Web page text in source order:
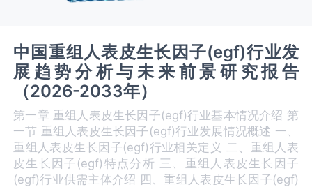
中国重组人表皮生长因子(egf)行业发
展趋势分析与未来前景研究报告
（2026-2033年）
第一章 重组人表皮生长因子(egf)‌‌‌行业基本情况介绍 第
一节 重组人表皮生长因子(egf)行业发展情况概述 一、
重组人表皮生长因子(egf)‌‌‌行业相关定义 二、重组人表
皮生长因子(egf)‌‌‌特点分析 三、重组人表皮生长因子
(egf)‌‌‌行业供需主体介绍 四、重组人表皮生长因子(egf)‌‌‌